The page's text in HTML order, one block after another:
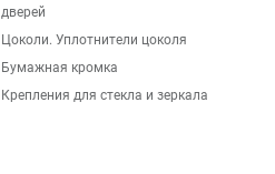
дверей
Цоколи. Уплотнители цоколя
Бумажная кромка
Крепления для стекла и зеркала